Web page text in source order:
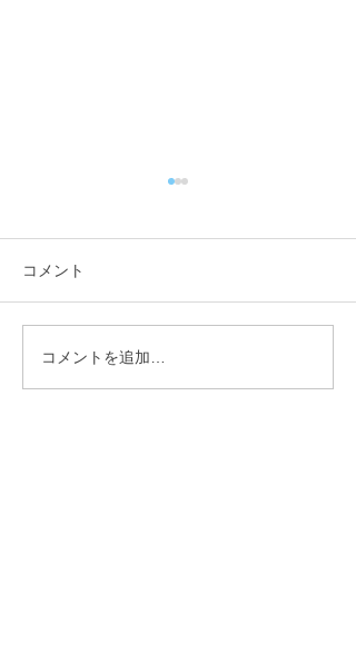
【行政視察】愛媛県西予
市_オフィス改革の取組み
コメント
コメントを追加…